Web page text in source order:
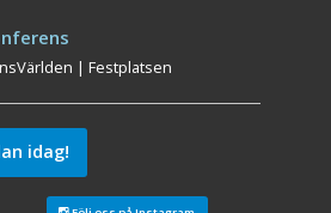
|Festplatsen
idag!